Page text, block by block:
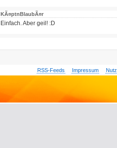
KÃ¤ptnBlaubÃ¤r
Einfach. Aber geil! :D
RSS-Feeds Impressum